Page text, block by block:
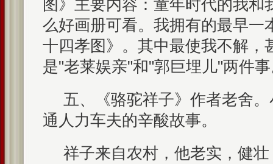
图》主要内容：童年时代的我和
么好画册可看。我拥有的最早一
十四孝图》。其中最使我不解，
是"老莱娱亲"和"郭巨埋儿"两件
五、《骆驼祥子》作者老舍
通人力车夫的辛酸故事。
祥子来自农村，他老实，健